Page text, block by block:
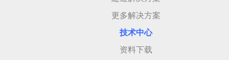
更多解决方案
技术中心
资料下载